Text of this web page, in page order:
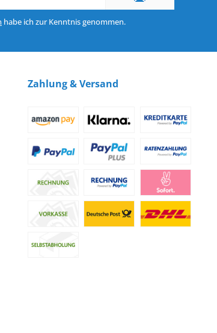
habe ich zur Kenntnis genommen.
Zahlung & Versand